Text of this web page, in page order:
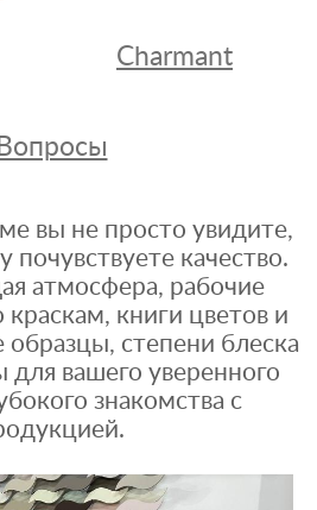
Charmant
Вопросы
вы не просто увидите,
качество.
атмосфера, рабочие
книги цветов и
образцы, степени блеска
для вашего уверенного
знакомства с